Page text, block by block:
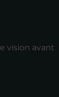
vision avant